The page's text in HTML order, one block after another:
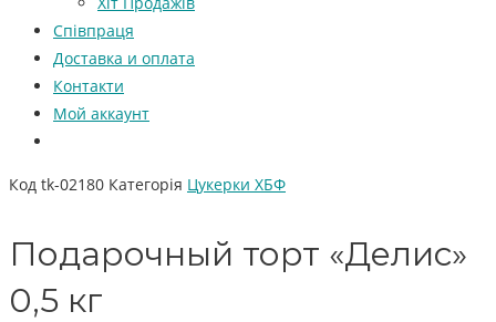
Співпраця
Доставка и оплата
Контакти
Мой аккаунт
Код tk-02180 Категорія Цукерки ХБФ
Подарочный торт «Делис»
0,5 кг